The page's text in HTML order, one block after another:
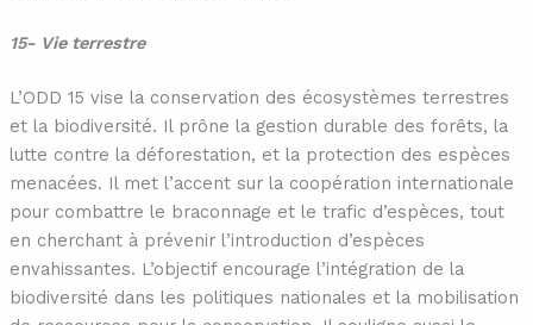
15- Vie terrestre
L’ODD 15 vise la conservation des écosystèmes terrestres
et la biodiversité. Il prône la gestion durable des forêts, la
lutte contre la déforestation, et la protection des espèces
menacées. Il met l’accent sur la coopération internationale
pour combattre le braconnage et le trafic d’espèces, tout
en cherchant à prévenir l’introduction d’espèces
envahissantes. L’objectif encourage l’intégration de la
biodiversité dans les politiques nationales et la mobilisation